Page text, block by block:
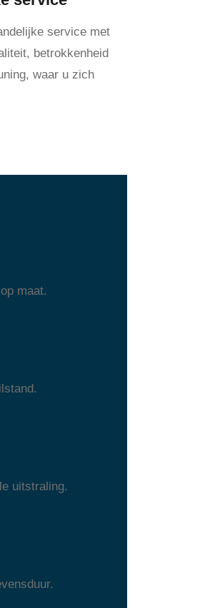
service met
betrokkenheid
waar u zich
maat.
uitstraling.